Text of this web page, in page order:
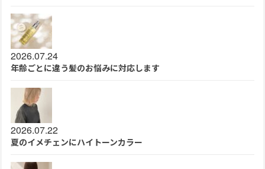
2026.07.24
年齢ごとに違う髪のお悩みに対応します
2026.07.22
夏のイメチェンにハイトーンカラー